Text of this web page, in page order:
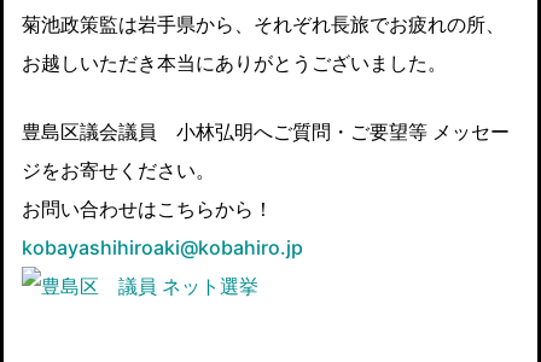
菊池政策監は岩手県から、それぞれ長旅でお疲れの所、
お越しいただき本当にありがとうございました。
豊島区議会議員 小林弘明へご質問・ご要望等 メッセー
ジをお寄せください。
お問い合わせはこちらから！
kobayashihiroaki@kobahiro.jp